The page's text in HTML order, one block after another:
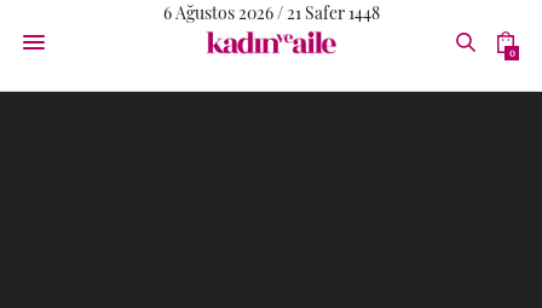
6 Ağustos 2026 / 21 Safer 1448
0